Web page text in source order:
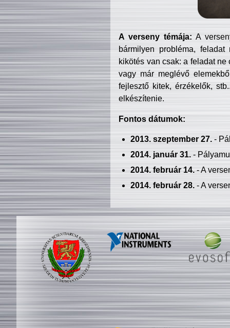
A verseny témája: A
bármilyen probléma, feladat
kikötés van csak: a feladat
vagy már meglévő
fejlesztő kitek, érzékelők,
elkészítenie.
Fontos dátumok:
2013. szeptember 27.-
2014. január 31.-
2014. február 14.- A
2014. február 28.- A